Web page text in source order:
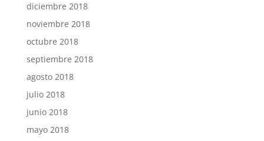
diciembre 2018
noviembre 2018
octubre 2018
septiembre 2018
agosto 2018
julio 2018
junio 2018
mayo 2018